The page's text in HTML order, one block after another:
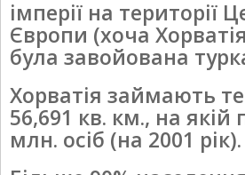
імперії на території
Європи (хоча
була завойована
Хорватія займають
56,691 кв. км., на
млн. осіб (на 2001 рік).